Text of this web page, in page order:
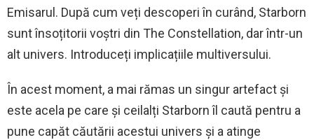
Emisarul. După cum veți descoperi în curând, Starborn
sunt însoțitorii voștri din The Constellation, dar într-un
alt univers. Introduceți implicațiile multiversului.
În acest moment, a mai rămas un singur artefact și
este acela pe care și ceilalți Starborn îl caută pentru a
pune capăt căutării acestui univers și a atinge